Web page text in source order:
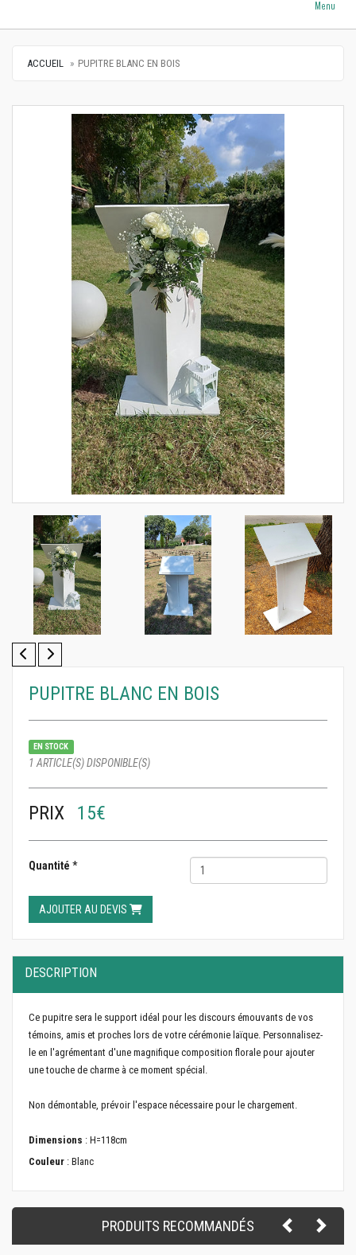
Menu
ACCUEIL PUPITRE BLANC EN BOIS
PUPITRE BLANC EN BOIS
EN STOCK
1 ARTICLE(S) DISPONIBLE(S)
PRIX 15€
Quantité *
AJOUTER AU DEVIS
DESCRIPTION
Ce pupitre sera le support idéal pour les discours émouvants de vos
témoins, amis et proches lors de votre cérémonie laïque. Personnalisez-
le en l'agrémentant d'une magnifique composition florale pour ajouter
une touche de charme à ce moment spécial.
Non démontable, prévoir l'espace nécessaire pour le chargement.
Dimensions : H=118cm
Couleur : Blanc
PRODUITS RECOMMANDÉS